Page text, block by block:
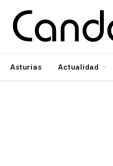
Asturias Actualidad